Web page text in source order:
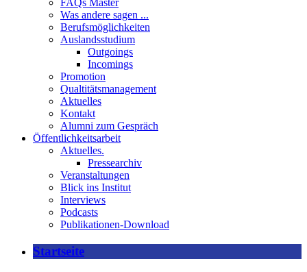
FAQs Master
Was andere sagen ...
Berufsmöglichkeiten
Auslandsstudium
Outgoings
Incomings
Promotion
Qualtitätsmanagement
Aktuelles
Kontakt
Alumni zum Gespräch
Öffentlichkeitsarbeit
Aktuelles.
Pressearchiv
Veranstaltungen
Blick ins Institut
Interviews
Podcasts
Publikationen-Download
Startseite